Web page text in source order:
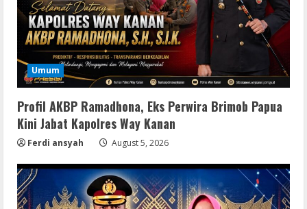
Umum
Profil AKBP Ramadhona, Eks Perwira Brimob Papua
Kini Jabat Kapolres Way Kanan
Ferdi ansyah August 5, 2026
2
Lan
Dune: Awakening FitGirl Repack +Patch
Direct Link 2026
3
Serialers
[Latest] [x86-x64] Reddit
August 7, 2026